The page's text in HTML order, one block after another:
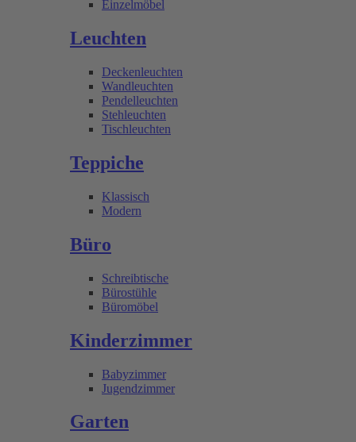
Einzelmöbel
Leuchten
Deckenleuchten
Wandleuchten
Pendelleuchten
Stehleuchten
Tischleuchten
Teppiche
Klassisch
Modern
Büro
Schreibtische
Bürostühle
Büromöbel
Kinderzimmer
Babyzimmer
Jugendzimmer
Garten